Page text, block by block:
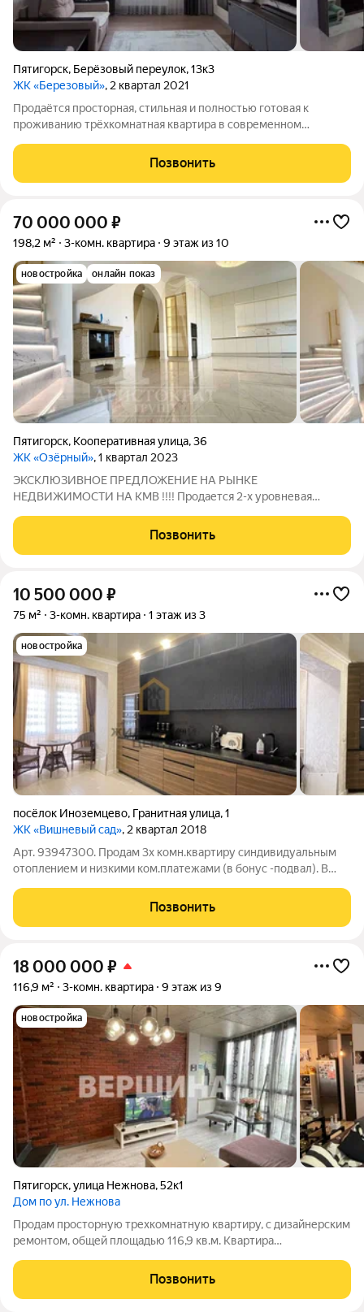
Пятигорск, Берёзовый переулок,13к3
ЖК «Березовый», 2 квартал 2021
Продаётся просторная, стильная и полностью готовая к
проживанию трёхкомнатная квартира в современном
качество, комфорт и удобство! Квартира имеет продуманную
и функциональную планировку, позволяющую
Позвонить
70 000 000 ₽
198,2 м² 3-комн. квартира 9 этаж из 10
новостройка онлайн показ
Пятигорск, Кооперативная улица,36
ЖК «Озёрный», 1 квартал 2023
ЭКСКЛЮЗИВНОЕ ПРЕДЛОЖЕНИЕ НА РЫНКЕ
НЕДВИЖИМОСТИ НА КМВ !!!! Продается 2-х уровневая
Новым Дизайнерским ремонтом !!! В квартире выполнен
эксклюзивный и премиальный ремонт ! После ремонта никто
Позвонить
10 500 000 ₽
75 м² 3-комн. квартира 1 этаж из 3
новостройка
посёлок Иноземцево, Гранитная улица,1
ЖК «Вишневый сад», 2 квартал 2018
Арт. 93947300. Продам 3х комн.квартиру синдивидуальным
отоплeнием и низкими ком.платежами (в бонус -подвал). В
видoм и нa двоp и нa улицу. Качественная отделка,
использовались дорогие строительные
Позвонить
18 000 000 ₽
116,9 м² 3-комн. квартира 9 этаж из 9
новостройка
Пятигорск,улица Нежнова,52к1
Дом по ул. Нежнова
Продам просторную трехкомнатную квартиру, с дизайнерским
ремонтом, общей площадью 116,9 кв.м. Квартира
площадью 44 кв.м, с выходом на балкон, санузел, на втором
этаже две спальни, гардеробная
Позвонить